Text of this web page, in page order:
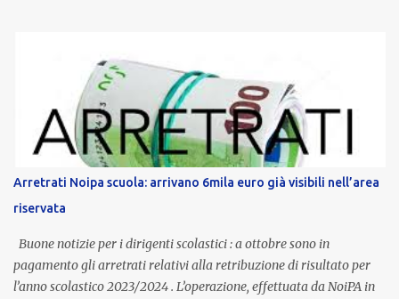
dedicato alle donne vittime di violenza di genere, in linea con la
normativa nazionale e con l’obiettivo di offrire maggiore tutela e
supporto in situazioni delicate. L’indennità provinciale per i docenti
è un unicum in Italia: si tratta di una misura esclusiva della
Provincia autonoma di Bolzano, che integra in maniera stabile lo
stipendio nazionale grazie alle prerogative garantite
dall’autonomia locale. Non è un bonus temporaneo né un
compenso accessorio, ma una voce strutturale di retribuzione,
aggiornata periodicamente in base al cost...
Arretrati Noipa scuola: arrivano 6mila euro già visibili nell’area
riservata
Buone notizie per i dirigenti scolastici : a ottobre sono in
pagamento gli arretrati relativi alla retribuzione di risultato per
l’anno scolastico 2023/2024 . L’operazione, effettuata da NoiPA in